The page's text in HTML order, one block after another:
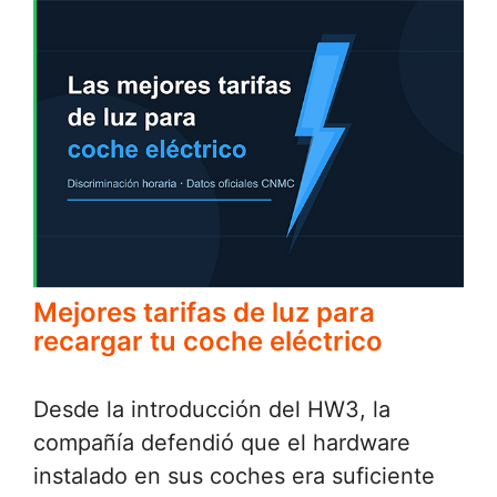
Mejores tarifas de luz para
recargar tu coche eléctrico
Desde la introducción del HW3, la
compañía defendió que el hardware
instalado en sus coches era suficiente